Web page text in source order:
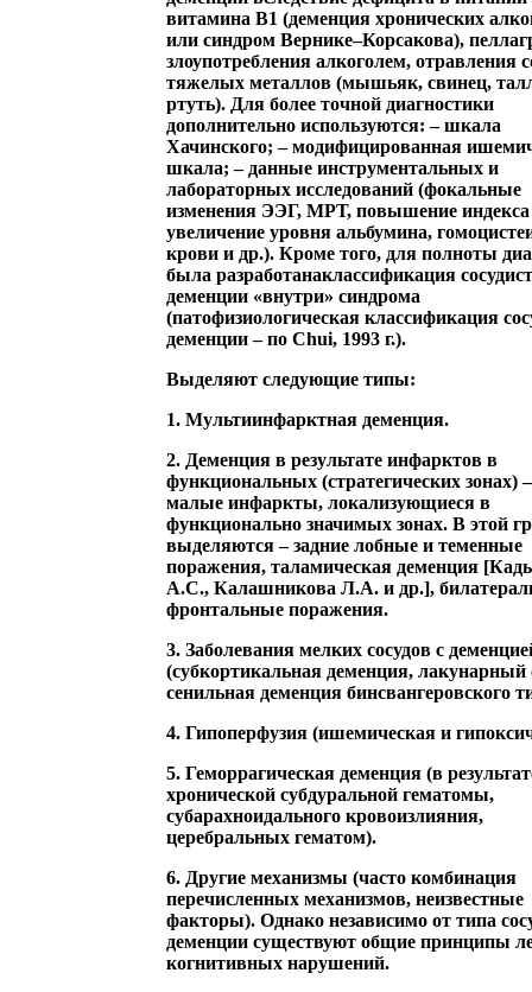
витамина В1 (деменция хронических
или синдром Вернике–Корсакова),
злоупотребления алкоголем, отравления
тяжелых металлов (мышьяк, свинец,
ртуть). Для более точной диагностики
дополнительно используются: – шкала
Хачинского; – модифицированная
шкала; – данные инструментальных и
лабораторных исследований (фокальные
изменения ЭЭГ, МРТ, повышение
увеличение уровня альбумина,
крови и др.). Кроме того, для полноты
была разработанаклассификация
деменции «внутри» синдрома
(патофизиологическая классификация
деменции – по Chui, 1993 г.).
Выделяют следующие типы:
1. Мультиинфарктная деменция.
2. Деменция в результате инфарктов в
функциональных (стратегических зонах)
малые инфаркты, локализующиеся в
функционально значимых зонах. В этой
выделяются – задние лобные и теменные
поражения, таламическая деменция
А.С., Калашникова Л.А. и др.],
фронтальные поражения.
3. Заболевания мелких сосудов с
(субкортикальная деменция, лакунарный
сенильная деменция бинсвангеровского
4. Гипоперфузия (ишемическая и
5. Геморрагическая деменция (в
хронической субдуральной гематомы,
субарахноидального кровоизлияния,
церебральных гематом).
6. Другие механизмы (часто комбинация
перечисленных механизмов, неизвестные
факторы). Однако независимо от типа
деменции существуют общие принципы
когнитивных нарушений.